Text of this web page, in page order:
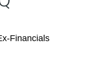
Financials